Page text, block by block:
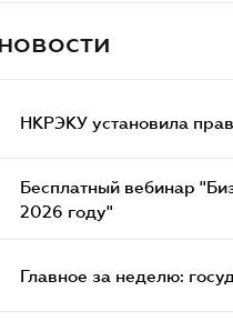
НКРЭКУ установила
Бесплатный вебинар
2026 году"
Главное за неделю: